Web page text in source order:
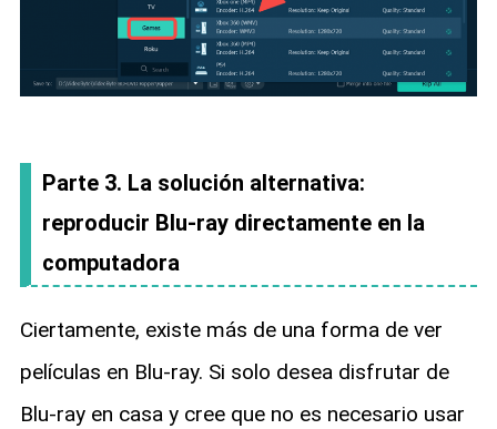
Parte 3. La solución alternativa:
reproducir Blu-ray directamente en la
computadora
Ciertamente, existe más de una forma de ver
películas en Blu-ray. Si solo desea disfrutar de
Blu-ray en casa y cree que no es necesario usar